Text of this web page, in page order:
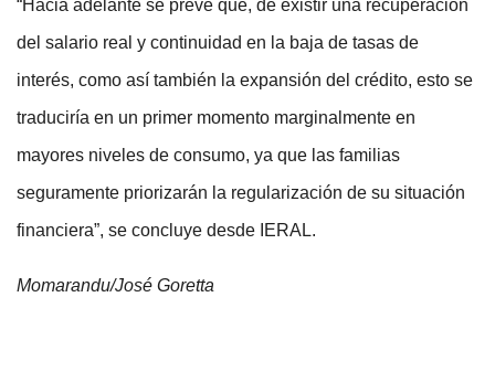
“Hacia adelante se prevé que, de existir una recuperación
del salario real y continuidad en la baja de tasas de
interés, como así también la expansión del crédito, esto se
traduciría en un primer momento marginalmente en
mayores niveles de consumo, ya que las familias
seguramente priorizarán la regularización de su situación
financiera”, se concluye desde IERAL.
Momarandu/José Goretta